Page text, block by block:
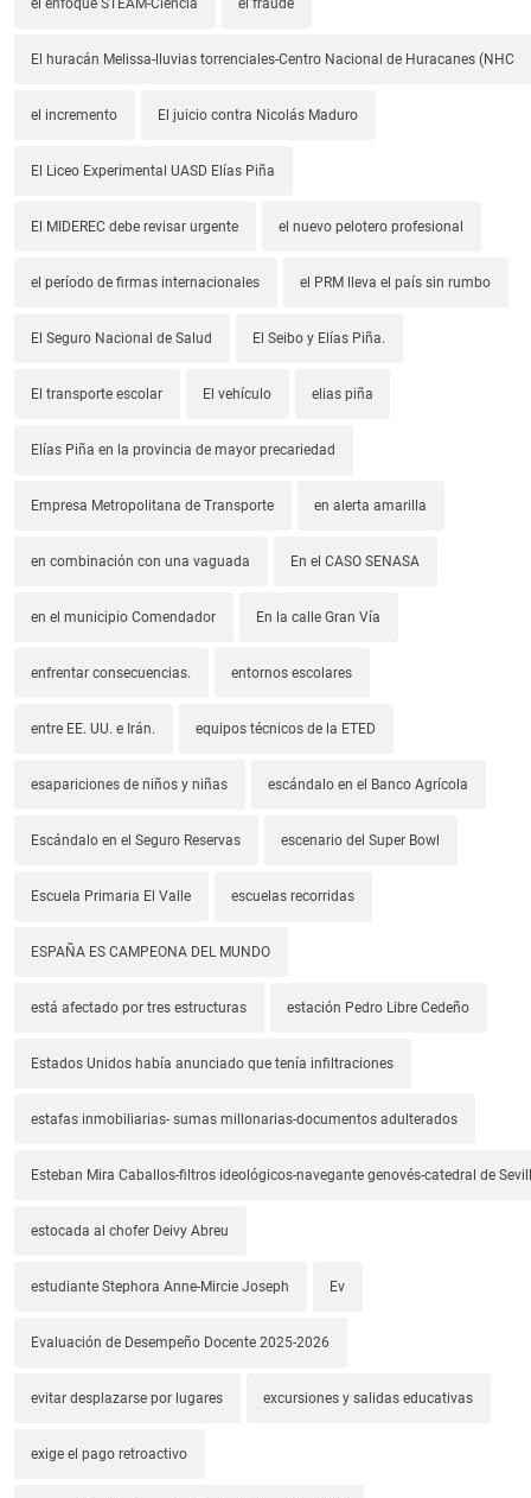
el enfoque STEAM-Ciencia el fraude
El huracán Melissa-lluvias torrenciales-Centro Nacional de Huracanes (NHC
el incremento El juicio contra Nicolás Maduro
El Liceo Experimental UASD Elías Piña
El MIDEREC debe revisar urgente el nuevo pelotero profesional
el período de firmas internacionales el PRM lleva el país sin rumbo
El Seguro Nacional de Salud El Seibo y Elías Piña.
El transporte escolar El vehículo elias piña
Elías Piña en la provincia de mayor precariedad
Empresa Metropolitana de Transporte en alerta amarilla
en combinación con una vaguada En el CASO SENASA
en el municipio Comendador En la calle Gran Vía
enfrentar consecuencias. entornos escolares
entre EE. UU. e Irán. equipos técnicos de la ETED
esapariciones de niños y niñas escándalo en el Banco Agrícola
Escándalo en el Seguro Reservas escenario del Super Bowl
Escuela Primaria El Valle escuelas recorridas
ESPAÑA ES CAMPEONA DEL MUNDO
está afectado por tres estructuras estación Pedro Libre Cedeño
Estados Unidos había anunciado que tenía infiltraciones
estafas inmobiliarias- sumas millonarias-documentos adulterados
Esteban Mira Caballos-filtros ideológicos-navegante genovés-catedral de
estocada al chofer Deivy Abreu
estudiante Stephora Anne-Mircie Joseph Ev
Evaluación de Desempeño Docente 2025-2026
evitar desplazarse por lugares excursiones y salidas educativas
exige el pago retroactivo